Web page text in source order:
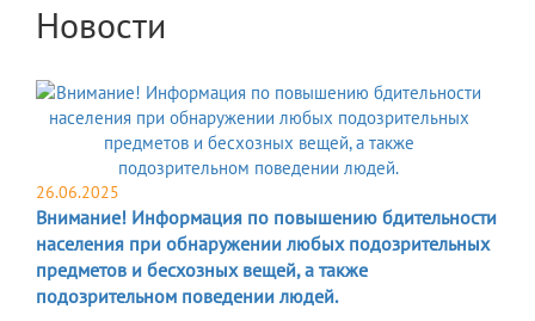
Новости
26.06.2025
Внимание! Информация по повышению бдительности
населения при обнаружении любых подозрительных
предметов и бесхозных вещей, а также
подозрительном поведении людей.